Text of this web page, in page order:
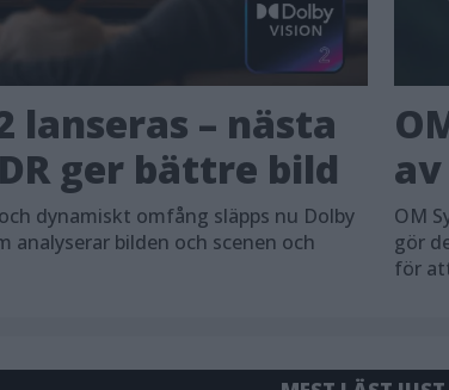
lanseras – nästa
ger bättre bild
dynamiskt omfång släpps nu Dolby
analyserar bilden och scenen och
OM
gör
för